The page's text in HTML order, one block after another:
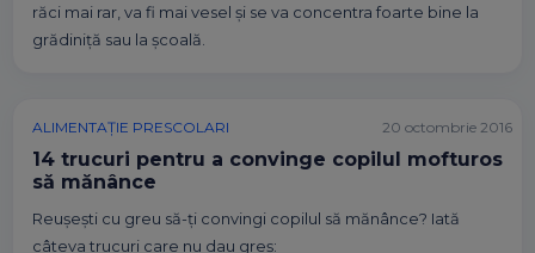
răci mai rar, va fi mai vesel și se va concentra foarte bine la
grădiniță sau la școală.
ALIMENTAȚIE PRESCOLARI
14 trucuri pentru a convinge copilul mofturos
să mănânce
Reușești cu greu să-ți convingi copilul să mănânce? Iată
câteva trucuri care nu dau greș:
20 octombrie 2016